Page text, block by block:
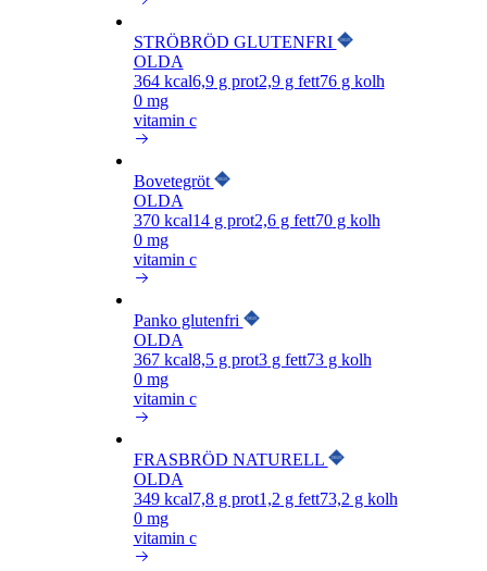
STRÖBRÖD GLUTENFRI
OLDA
364kcal6,9g prot2,9g fett76g kolh
0 mg
vitamin c
Bovetegröt
OLDA
370kcal14g prot2,6g fett70g kolh
0 mg
vitamin c
Panko glutenfri
OLDA
367kcal8,5g prot3g fett73g kolh
0 mg
vitamin c
FRASBRÖD NATURELL
OLDA
349kcal7,8g prot1,2 g fett73,2 g kolh
0 mg
vitamin c